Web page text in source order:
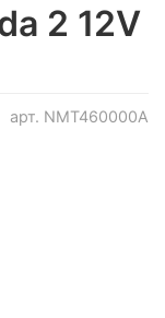
арт. NMT460000A
2 12V